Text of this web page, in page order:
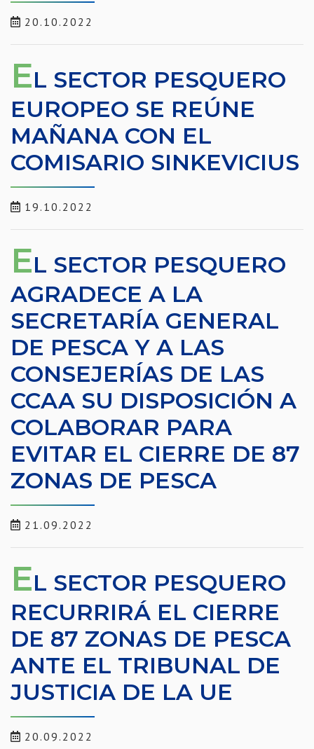
20.10.2022
EL SECTOR PESQUERO
EUROPEO SE REÚNE
MAÑANA CON EL
COMISARIO SINKEVICIUS
19.10.2022
EL SECTOR PESQUERO
AGRADECE A LA
SECRETARÍA GENERAL
DE PESCA Y A LAS
CONSEJERÍAS DE LAS
CCAA SU DISPOSICIÓN A
COLABORAR PARA
EVITAR EL CIERRE DE 87
ZONAS DE PESCA
21.09.2022
EL SECTOR PESQUERO
RECURRIRÁ EL CIERRE
DE 87 ZONAS DE PESCA
ANTE EL TRIBUNAL DE
JUSTICIA DE LA UE
20.09.2022